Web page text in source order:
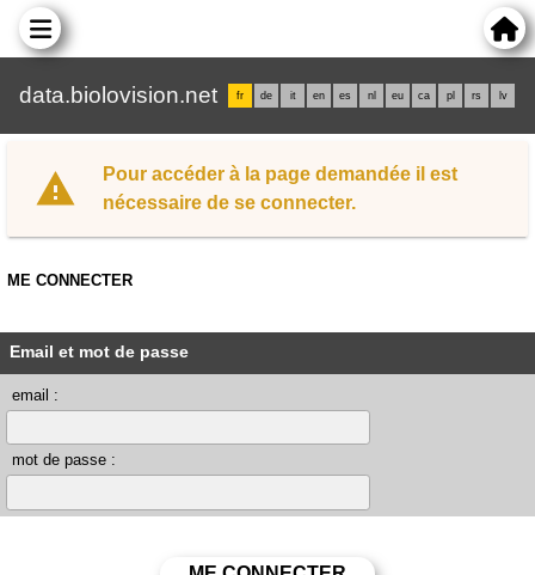
data.biolovision.net fr de it en es nl eu ca pl rs lv
Pour accéder à la page demandée il est
nécessaire de se connecter.
ME CONNECTER
Email et mot de passe
email :
mot de passe :